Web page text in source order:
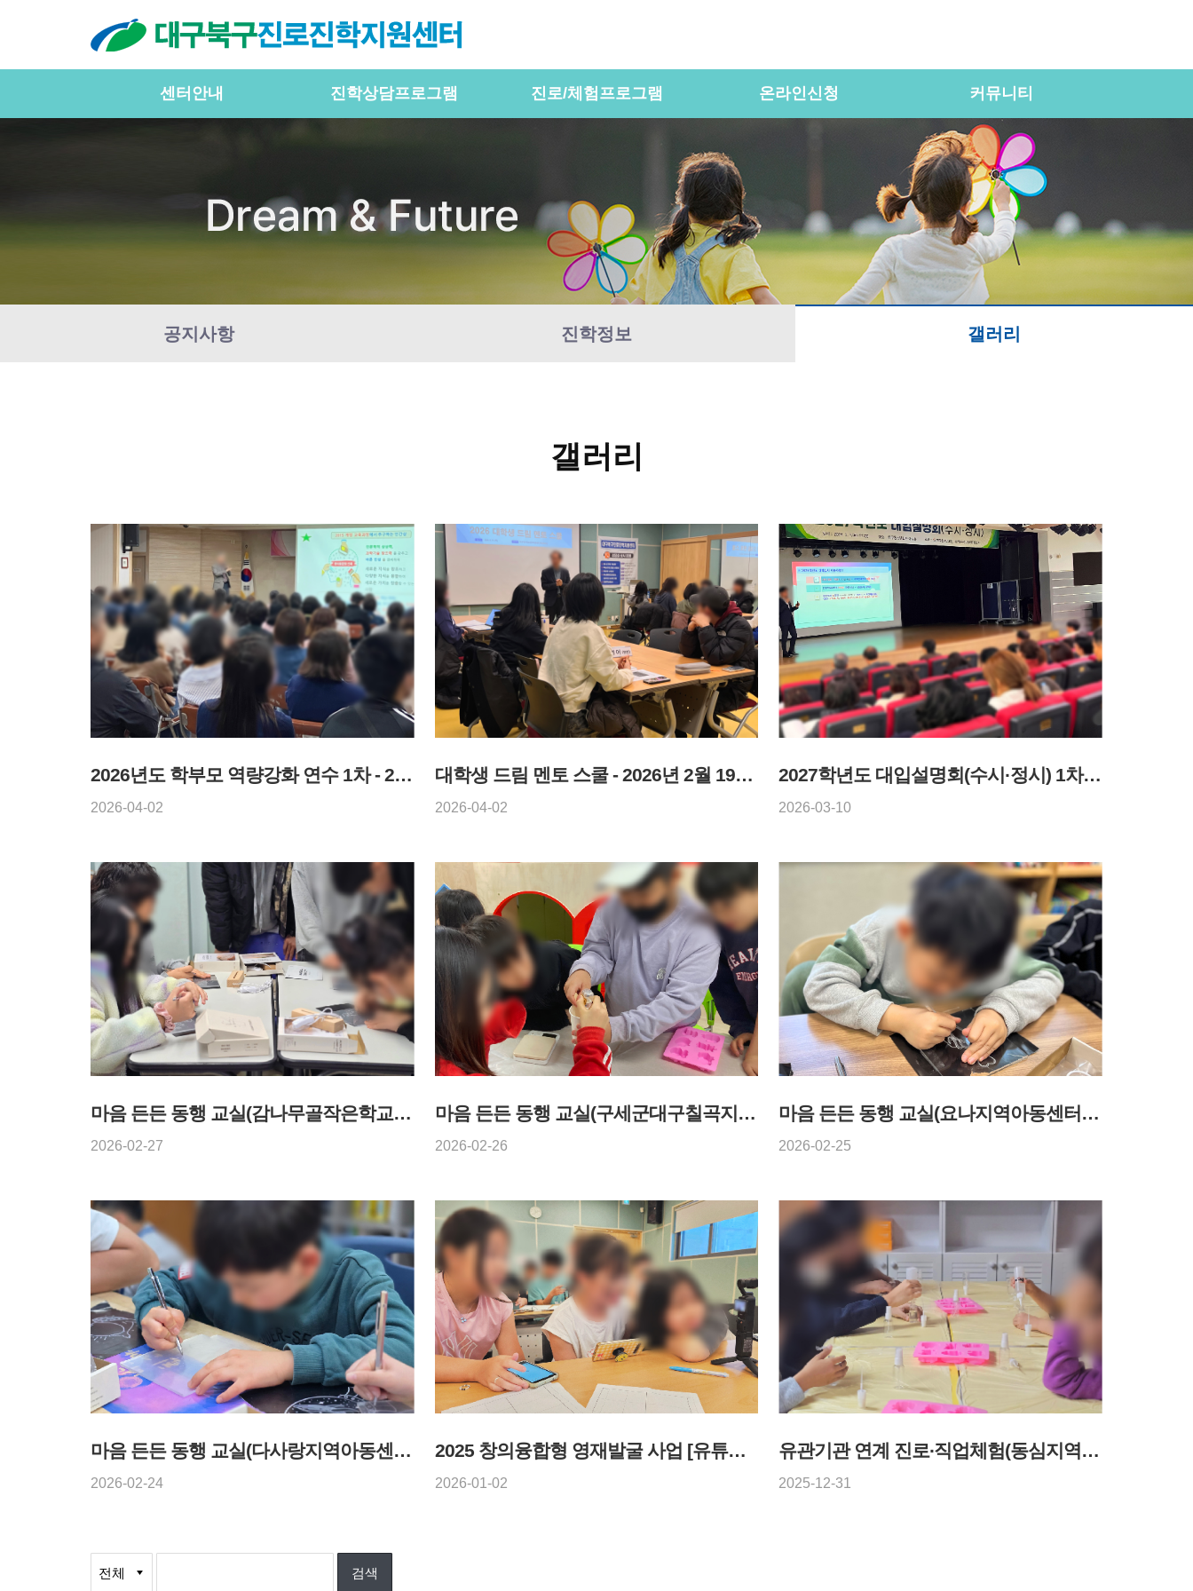
센터안내 진학상담프로그램 진로/체험프로그램 온라인신청 커뮤니티
공지사항 진학정보 갤러리
갤러리
2026년도 학부모 역량강화 연수 1차 - 2026년 3월 28일
2026-04-02
대학생 드림 멘토 스쿨 - 2026년 2월 19일 ~ 2월 28일
2026-04-02
2027학년도 대입설명회(수시·정시) 1차 - 2026년 3월 7일
2026-03-10
마음 든든 동행 교실(감나무골작은학교지역아동센터) - 2026년 2월 26일
2026-02-27
마음 든든 동행 교실(구세군대구칠곡지역아동센터) - 2026년 2월 26일
2026-02-26
마음 든든 동행 교실(요나지역아동센터) - 2026년 2월 25일
2026-02-25
마음 든든 동행 교실(다사랑지역아동센터) - 2026년 2월 24일
2026-02-24
2025 창의융합형 영재발굴 사업 [유튜버] - 1기~3기
2026-01-02
유관기관 연계 진로∙직업체험(동심지역아동센터) - 2025년 12월 30일
2025-12-31